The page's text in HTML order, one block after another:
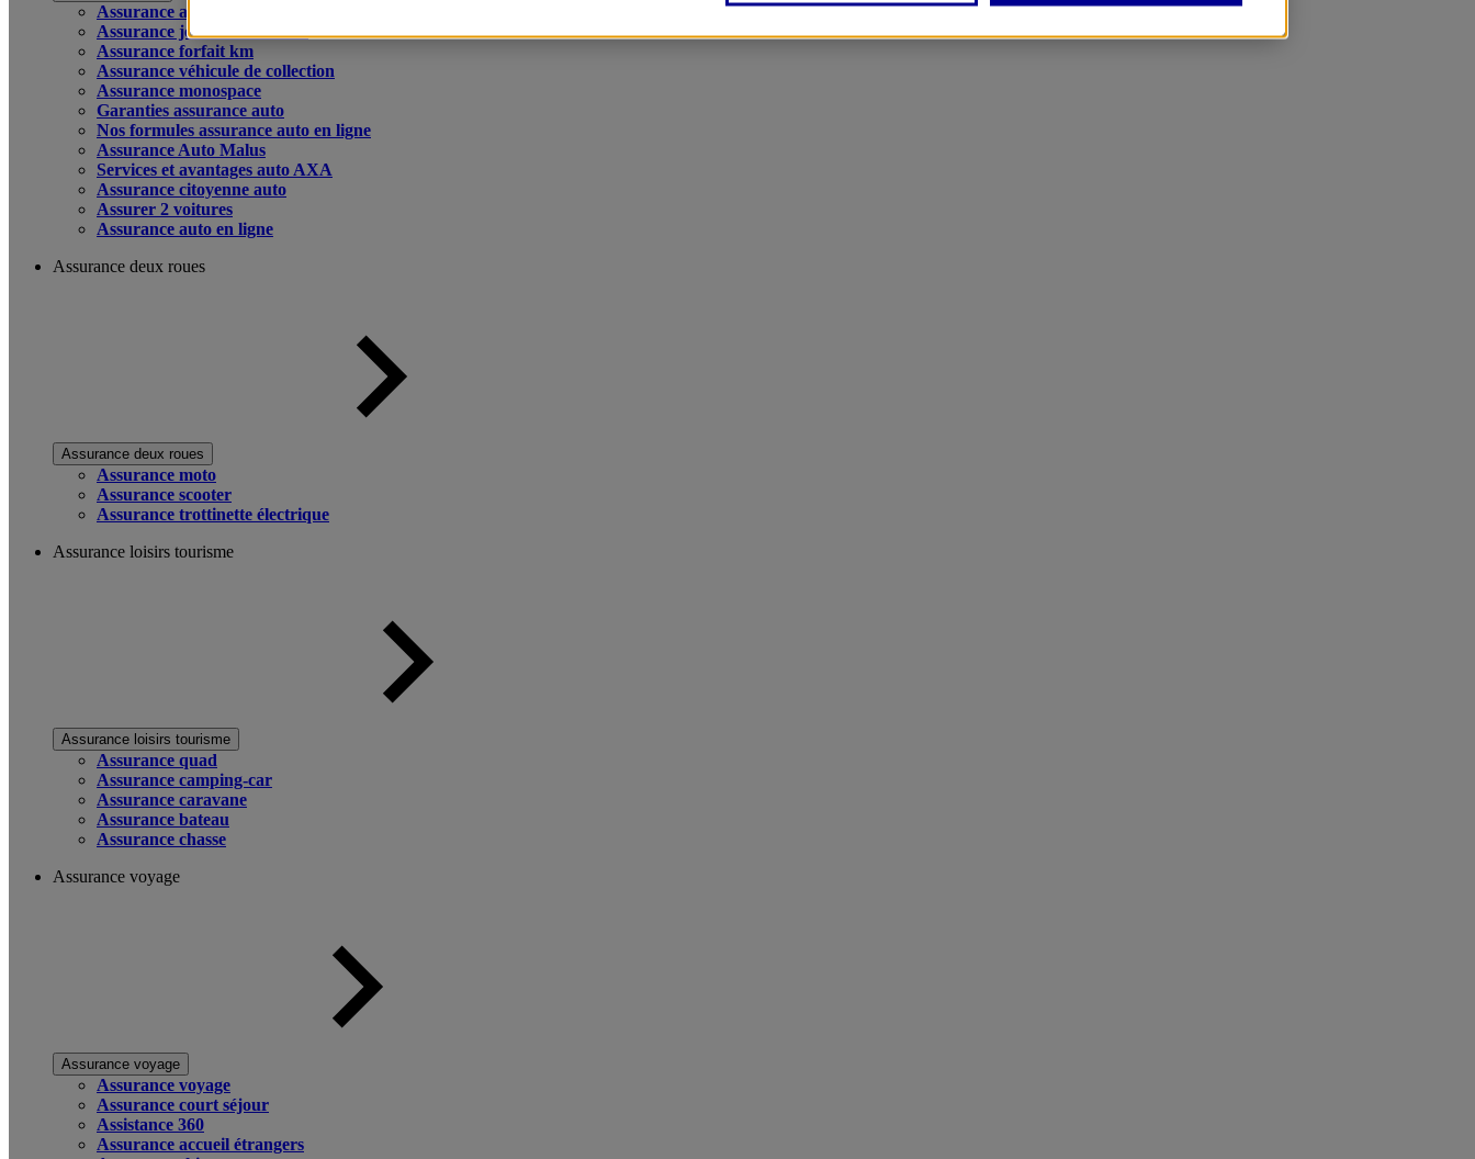
Assurance auto
Assurance jeune conducteur
Assurance forfait km
Assurance véhicule de collection
Assurance monospace
Garanties assurance auto
Nos formules assurance auto en ligne
Assurance Auto Malus
Services et avantages auto AXA
Assurance citoyenne auto
Assurer 2 voitures
Assurance auto en ligne
Assurance deux roues
Assurance deux roues
Assurance moto
Assurance scooter
Assurance trottinette électrique
Assurance loisirs tourisme
Assurance loisirs tourisme
Assurance quad
Assurance camping-car
Assurance caravane
Assurance bateau
Assurance chasse
Assurance voyage
Assurance voyage
Assurance voyage
Assurance court séjour
Assistance 360
Assurance accueil étrangers